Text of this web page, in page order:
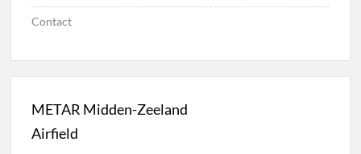
Contact
METAR Midden-Zeeland
Airfield